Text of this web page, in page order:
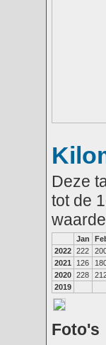
Deze
tot de
Jan
2022 222
2021
126
2020 228
2019
Foto's